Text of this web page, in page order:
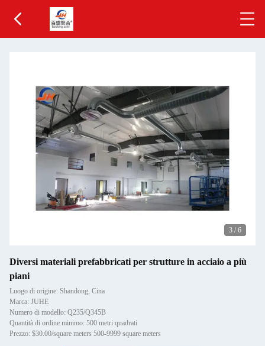
3 / 6
Diversi materiali prefabbricati per strutture in acciaio a più
piani
Luogo di origine: Shandong, Cina
Marca: JUHE
Numero di modello: Q235/Q345B
Quantità di ordine minimo: 500 metri quadrati
Prezzo: $30.00/square meters 500-9999 square meters